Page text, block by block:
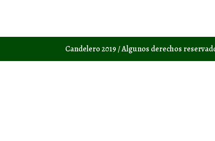
Candelero 2019 / Algunos derechos